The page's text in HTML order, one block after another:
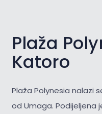
Plaža
Katoro
Plaža Polynesia nalazi
od Umaga. Podijeljena